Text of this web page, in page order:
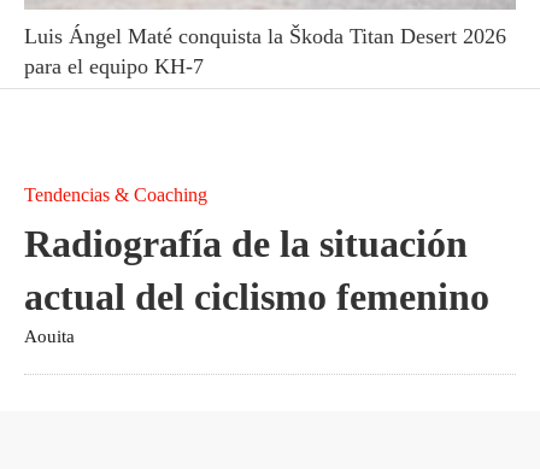
Luis Ángel Maté conquista la Škoda Titan Desert 2026
para el equipo KH-7